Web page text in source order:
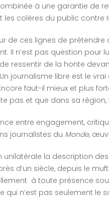
à une garantie de
colères du public contre
de ces lignes de prétendre
Il n’est pas question pour
ressentir de la honte
journalisme libre est le
faut-il mieux et plus
pas et que dans sa
entre engagement,
journalistes du Monde,
unilatérale la description
d’un siècle, depuis le
à toute présence
qui n’est pas seulement le